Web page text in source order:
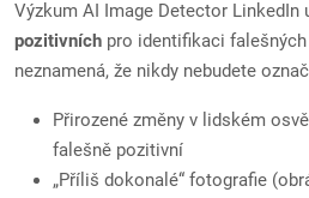
Výzkum AI Image Detector LinkedIn
pozitivních pro identifikaci
neznamená, že nikdy nebudete
Přirozené změny v lidském
falešně pozitivní
„Příliš dokonalé“ fotografie